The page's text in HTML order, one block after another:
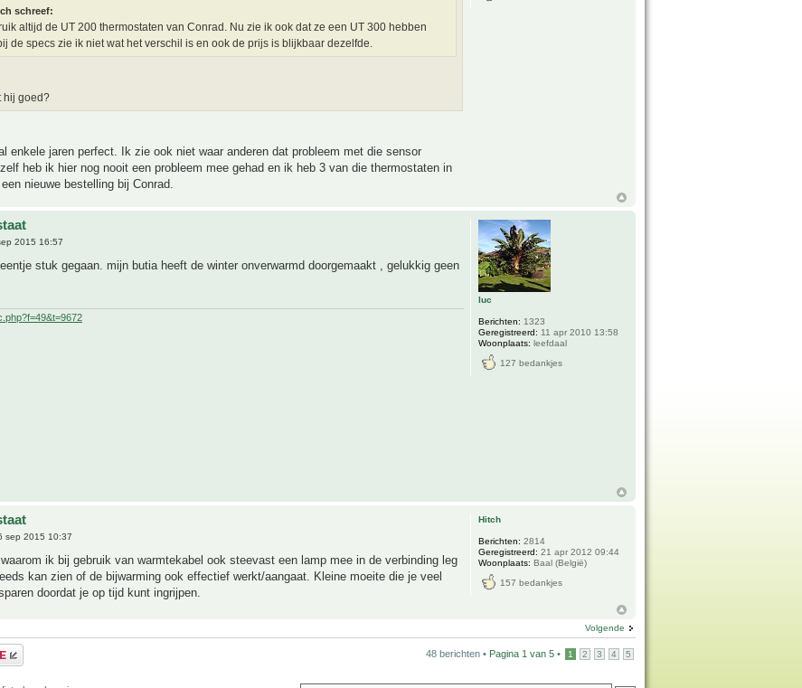
schreef:
altijd de UT 200 thermostaten van Conrad. Nu zie ik ook dat ze een UT 300 hebben
de specs zie ik niet wat het verschil is en ook de prijs is blijkbaar dezelfde.
hij goed?
enkele jaren perfect. Ik zie ook niet waar anderen dat probleem met die sensor
heb ik hier nog nooit een probleem mee gehad en ik heb 3 van die thermostaten in
nieuwe bestelling bij Conrad.
2015 16:57
stuk gegaan. mijn butia heeft de winter onverwarmd doorgemaakt , gelukkig geen
luc
Berichten: 1323
Geregistreerd: 11 apr 2010 13:58
Woonplaats: leefdaal
127 bedankjes
sep 2015 10:37
waarom ik bij gebruik van warmtekabel ook steevast een lamp mee in de verbinding leg
kan zien of de bijwarming ook effectief werkt/aangaat. Kleine moeite die je veel
doordat je op tijd kunt ingrijpen.
Hitch
Berichten: 2814
Geregistreerd: 21 apr 2012 09:44
Woonplaats: Baal (België)
157 bedankjes
Volgende
48 berichten • Pagina 1 van 5 • 1 2 3 4 5